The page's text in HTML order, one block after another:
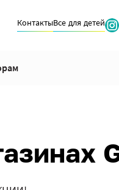
КонтактыВсе для детей